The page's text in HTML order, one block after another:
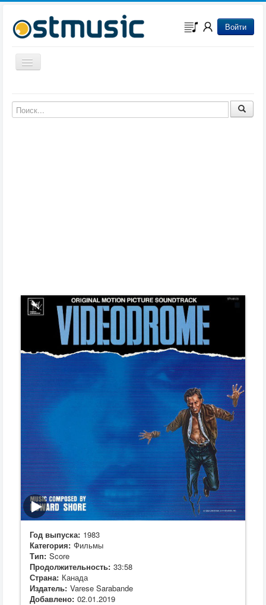
Войти
Включить/выключить навигацию
Музыка из мультфильмов
Музыка из сериалов
Год выпуска: 1983
Категория: Фильмы
Тип: Score
Продолжительность: 33:58
Страна: Канада
Издатель: Varese Sarabande
Добавлено: 02.01.2019